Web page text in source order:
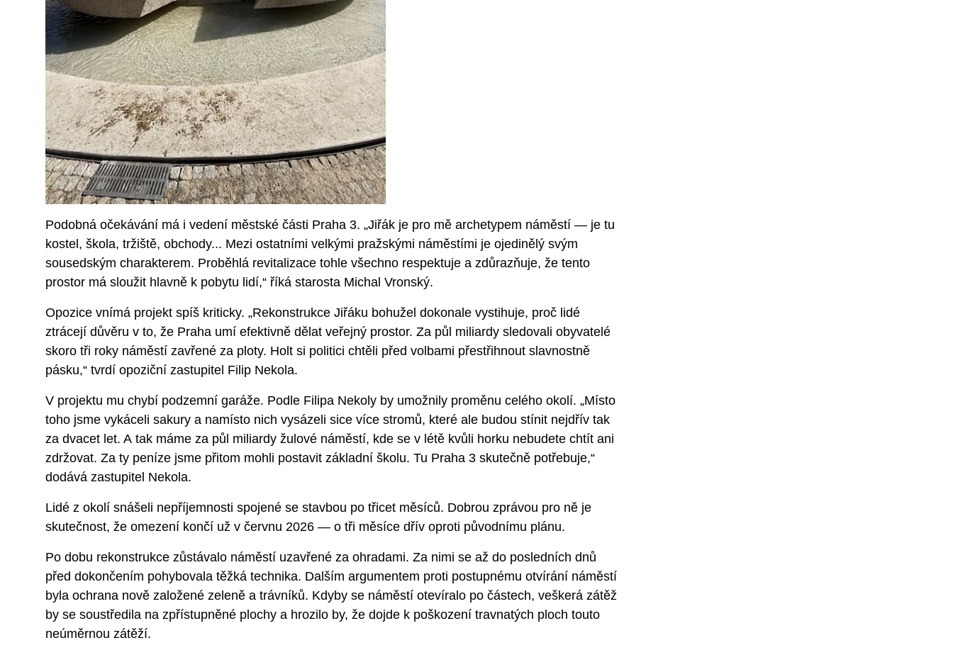
Podobná očekávání má i vedení městské části Praha 3. „Jiřák je pro mě archetypem náměstí — je tu
kostel, škola, tržiště, obchody... Mezi ostatními velkými pražskými náměstími je ojedinělý svým
sousedským charakterem. Proběhlá revitalizace tohle všechno respektuje a zdůrazňuje, že tento
prostor má sloužit hlavně k pobytu lidí,“ říká starosta Michal Vronský.
Opozice vnímá projekt spíš kriticky. „Rekonstrukce Jiřáku bohužel dokonale vystihuje, proč lidé
ztrácejí důvěru v to, že Praha umí efektivně dělat veřejný prostor. Za půl miliardy sledovali obyvatelé
skoro tři roky náměstí zavřené za ploty. Holt si politici chtěli před volbami přestřihnout slavnostně
pásku,“ tvrdí opoziční zastupitel Filip Nekola.
V projektu mu chybí podzemní garáže. Podle Filipa Nekoly by umožnily proměnu celého okolí. „Místo
toho jsme vykáceli sakury a namísto nich vysázeli sice více stromů, které ale budou stínit nejdřív tak
za dvacet let. A tak máme za půl miliardy žulové náměstí, kde se v létě kvůli horku nebudete chtít ani
zdržovat. Za ty peníze jsme přitom mohli postavit základní školu. Tu Praha 3 skutečně potřebuje,“
dodává zastupitel Nekola.
Lidé z okolí snášeli nepříjemnosti spojené se stavbou po třicet měsíců. Dobrou zprávou pro ně je
skutečnost, že omezení končí už v červnu 2026 — o tři měsíce dřív oproti původnímu plánu.
Po dobu rekonstrukce zůstávalo náměstí uzavřené za ohradami. Za nimi se až do posledních dnů
před dokončením pohybovala těžká technika. Dalším argumentem proti postupnému otvírání náměstí
byla ochrana nově založené zeleně a trávníků. Kdyby se náměstí otevíralo po částech, veškerá zátěž
by se soustředila na zpřístupněné plochy a hrozilo by, že dojde k poškození travnatých ploch touto
neúměrnou zátěží.